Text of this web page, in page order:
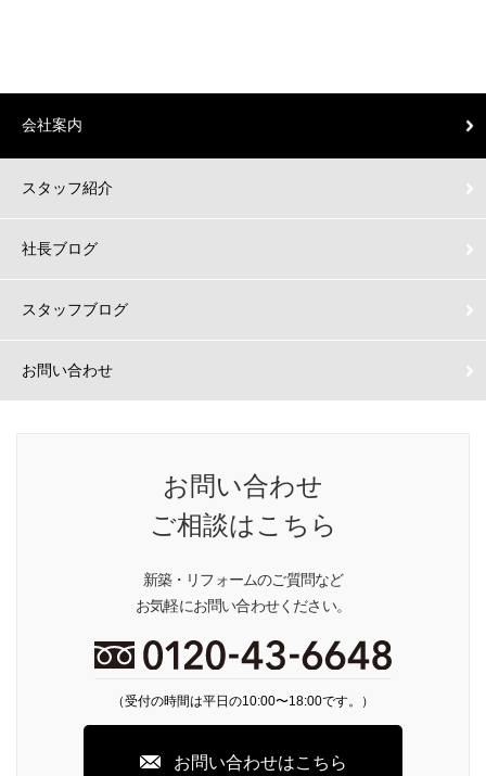
会社案内
スタッフ紹介
社長ブログ
スタッフブログ
お問い合わせ
お問い合わせ
ご相談はこちら
新築・リフォームのご質問など
お気軽にお問い合わせください。
（受付の時間は平日の10:00〜18:00です。）
お問い合わせはこちら